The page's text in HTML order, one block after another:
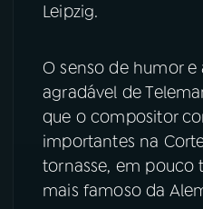
Leipzig.
O senso de humor
agradável de
que o compositor
importantes na
tornasse, em pouco
mais famoso da